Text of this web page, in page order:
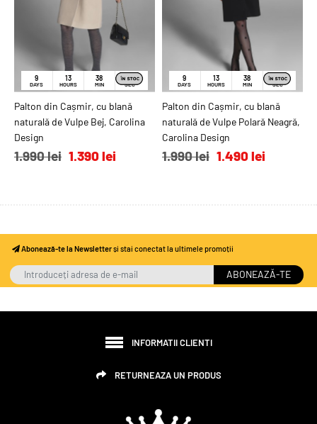
ADAUGĂ ÎN COŞ
9
DAYS
13
HOURS
38
MIN
1
SEC
Palton din Cașmir, cu blană
naturală de Vulpe Bej, Carolina
Design
1.990 lei 1.390 lei
ADAUGĂ ÎN COŞ
9
DAYS
13
HOURS
38
MIN
1
SEC
Palton din Cașmir, cu blană
naturală de Vulpe Polară Neagră,
Carolina Design
1.990 lei 1.490 lei
Abonează-te la Newsletterși stai conectat la ultimele promoții
ABONEAZĂ-TE
INFORMATII CLIENTI
RETURNEAZA UN PRODUS